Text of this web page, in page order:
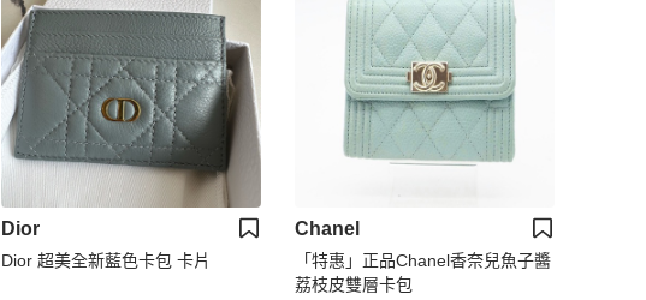
Dior
Dior 超美全新藍色卡包 卡片
Chanel
「特惠」正品Chanel香奈兒魚子醬
荔枝皮雙層卡包